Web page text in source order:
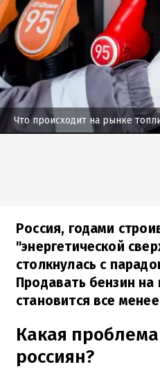
Что происходит на рынке
Россия, годами
"энергетической
столкнулась с
Продавать бензин
становится все
Какая
россиян?